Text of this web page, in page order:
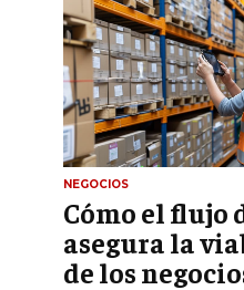
GESTIÓN DE LA INNOVACIÓN
TECNOLÓGICA
TRANSFORMACIÓN DIGITAL
ANALÍTICA EMPRESARIAL Y
INTELLIGENCE
ESTRATEGIA
EMPRESAS FAMILIARES Y
NEGOCIOS
Cómo el flujo
asegura la
de los